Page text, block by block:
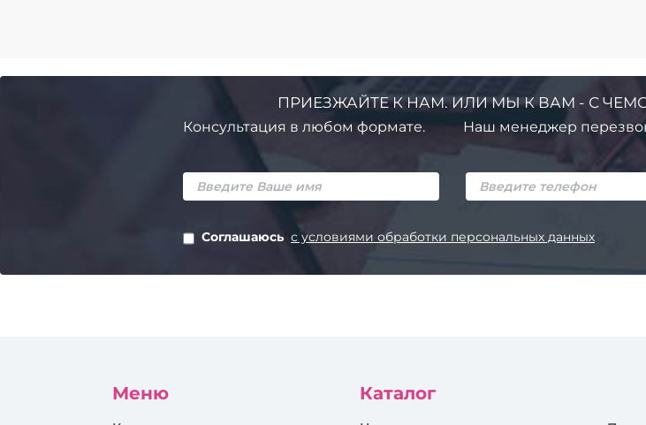
ПРИЕЗЖАЙТЕ К НАМ. ИЛИ МЫ К ВАМ - С
Консультация в любом формате. Наш менеджер
Соглашаюсь с условиями обработки персональных данных
Меню Каталог